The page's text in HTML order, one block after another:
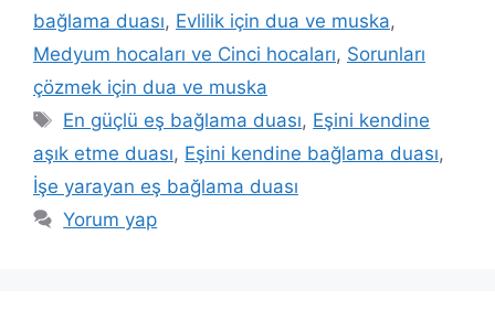
bağlama duası, Evlilik için dua ve muska,
Medyum hocaları ve Cinci hocaları, Sorunları
çözmek için dua ve muska
En güçlü eş bağlama duası, Eşini kendine
aşık etme duası, Eşini kendine bağlama duası,
İşe yarayan eş bağlama duası
Yorum yap